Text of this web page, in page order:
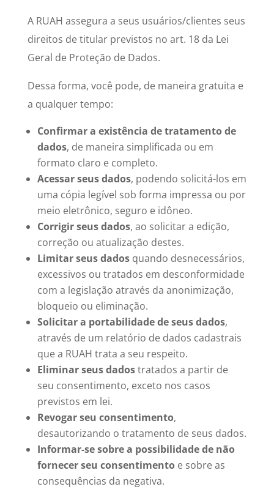
A RUAH assegura a seus usuários/clientes seus
direitos de titular previstos no art. 18 da Lei
Geral de Proteção de Dados.
Dessa forma, você pode, de maneira gratuita e
a qualquer tempo:
Confirmar a existência de tratamento de
dados, de maneira simplificada ou em
formato claro e completo.
Acessar seus dados, podendo solicitá-los em
uma cópia legível sob forma impressa ou por
meio eletrônico, seguro e idôneo.
Corrigir seus dados, ao solicitar a edição,
correção ou atualização destes.
Limitar seus dadosquando desnecessários,
excessivos ou tratados em desconformidade
com a legislação através da anonimização,
bloqueio ou eliminação.
Solicitar a portabilidade de seus dados,
através de um relatório de dados cadastrais
que a RUAH trata a seu respeito.
Eliminar seus dadostratados a partir de
seu consentimento, exceto nos casos
previstos em lei.
Revogar seu consentimento,
desautorizando o tratamento de seus dados.
Informar-se sobre a possibilidade de não
fornecer seu consentimentoe sobre as
consequências da negativa.